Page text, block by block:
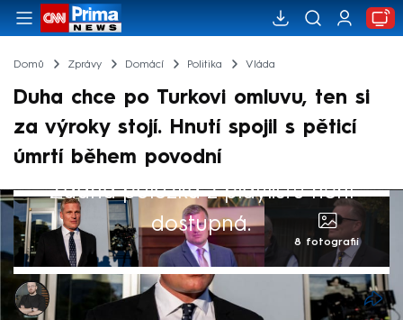
Domů Zprávy Domácí Politika Vláda
Duha chce po Turkovi omluvu, ten si
za výroky stojí. Hnutí spojil s pěticí
úmrtí během povodní
Žádná položka z playlistu není
dostupná.
8 fotografií
Marek Pausz
5. kvě 2026, 11:33